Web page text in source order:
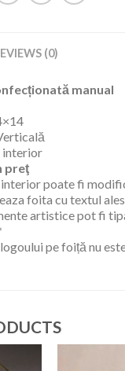
(0)
manual
interior
preţ
interior poate fi
foita cu textul
artistice pot fi
pe foiță nu